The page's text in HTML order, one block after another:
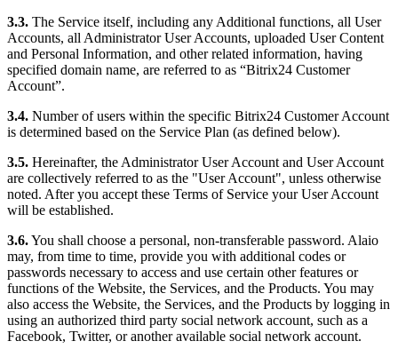
3.3. The Service itself, including any Additional functions, all User
Accounts, all Administrator User Accounts, uploaded User Content
and Personal Information, and other related information, having
specified domain name, are referred to as “Bitrix24 Customer
Account”.
3.4. Number of users within the specific Bitrix24 Customer Account
is determined based on the Service Plan (as defined below).
3.5. Hereinafter, the Administrator User Account and User Account
are collectively referred to as the "User Account", unless otherwise
noted. After you accept these Terms of Service your User Account
will be established.
3.6.You shall choose a personal, non-transferable password. Alaio
may, from time to time, provide you with additional codes or
passwords necessary to access and use certain other features or
functions of the Website, the Services, and the Products. You may
also access the Website, the Services, and the Products by logging in
using an authorized third party social network account, such as a
Facebook, Twitter, or another available social network account.